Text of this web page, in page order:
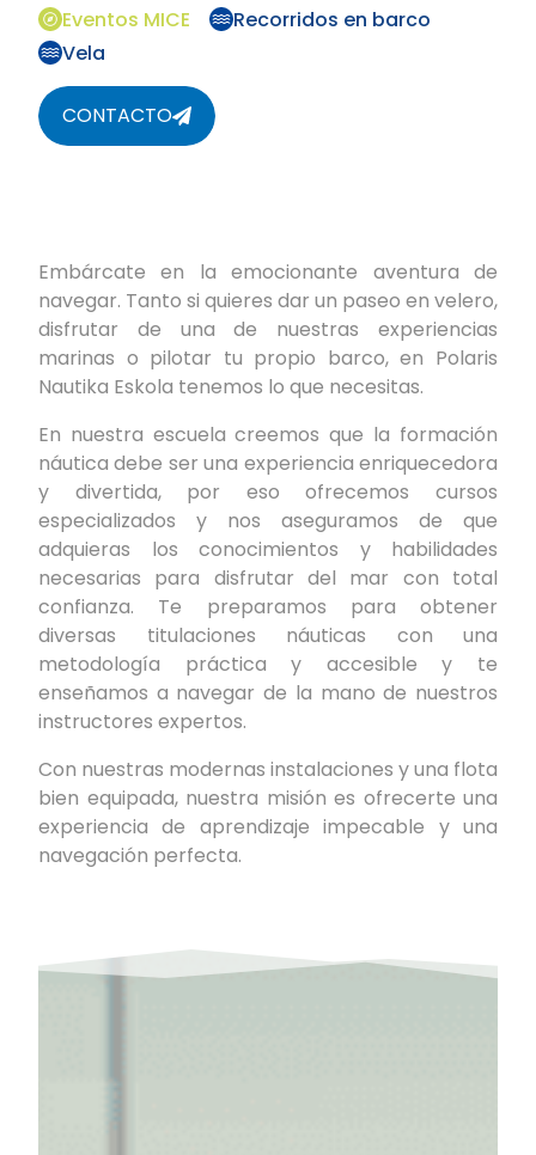
Eventos MICE
Recorridos en barco
Vela
CONTACTO
Embárcate en la emocionante aventura de
navegar. Tanto si quieres dar un paseo en velero,
disfrutar de una de nuestras experiencias
marinas o pilotar tu propio barco, en Polaris
Nautika Eskola tenemos lo que necesitas.
En nuestra escuela creemos que la formación
náutica debe ser una experiencia enriquecedora
y divertida, por eso ofrecemos cursos
especializados y nos aseguramos de que
adquieras los conocimientos y habilidades
necesarias para disfrutar del mar con total
confianza. Te preparamos para obtener
diversas titulaciones náuticas con una
metodología práctica y accesible y te
enseñamos a navegar de la mano de nuestros
instructores expertos.
Con nuestras modernas instalaciones y una flota
bien equipada, nuestra misión es ofrecerte una
experiencia de aprendizaje impecable y una
navegación perfecta.